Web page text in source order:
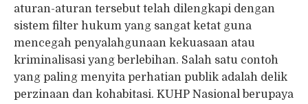
aturan-aturan tersebut telah dilengkapi dengan
sistem filter hukum yang sangat ketat guna
mencegah penyalahgunaan kekuasaan atau
kriminalisasi yang berlebihan. Salah satu contoh
yang paling menyita perhatian publik adalah delik
perzinaan dan kohabitasi. KUHP Nasional berupaya